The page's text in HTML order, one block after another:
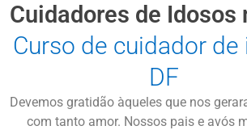
Cuidadores de Idosos
Curso de cuidador de
DF
Devemos gratidão àqueles que nos
com tanto amor. Nossos pais e avós